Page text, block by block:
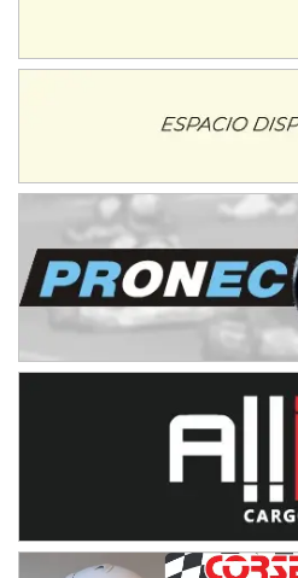
NORESTE SANTAFESINO - F6
Avellaneda (Santa Fe)
José Samuel Sánchez (Tierra)
Rufino (Santa Fe)
TUCUMANO - F5
Juan Navarro (Asfalto)
El Timbó (Tucumán)